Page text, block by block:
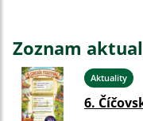
Zoznam
Aktuality
6.